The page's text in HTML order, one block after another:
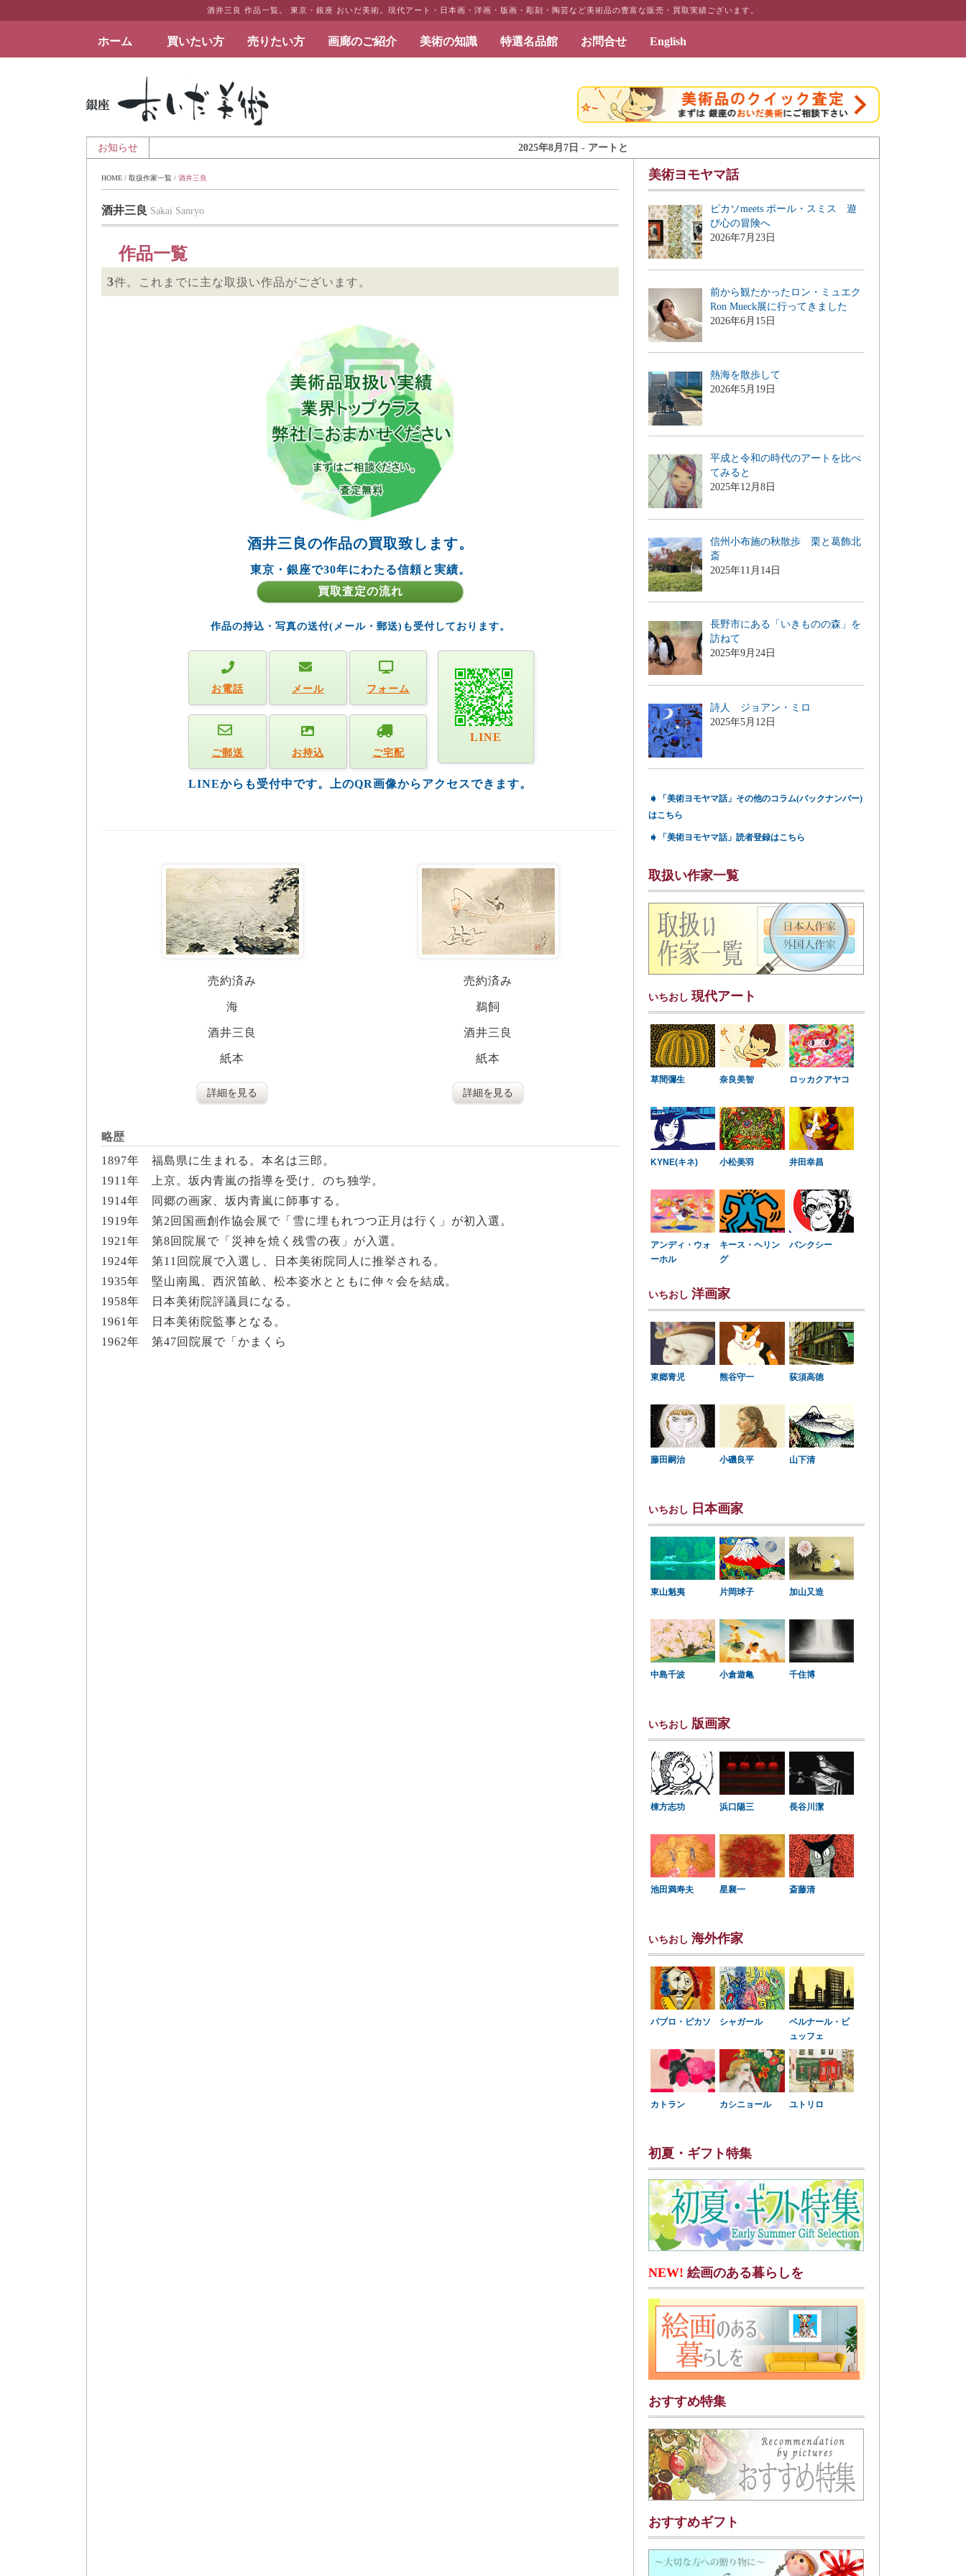
酒井三良 作品一覧。 東京・銀座 おいだ美術。現代アート・日本画・洋画・版画・彫刻・陶芸など美術品の豊富な販売・買取実績ございます。
ホーム 買いたい方 売りたい方 画廊のご紹介 美術の知識 特選名品館 お問合せ English
絵画など美術品の販売と買取 | 東京・銀座 おいだ美術
お知らせ
2025年8月7日 - アートとインテリアのギャラリーページ「絵画のある暮らしを」を公開致しました
HOME / 取扱作家一覧 / 酒井三良
酒井三良 Sakai Sanryo
作品一覧
3件。これまでに主な取扱い作品がございます。
酒井三良の作品の買取致します。
東京・銀座で30年にわたる信頼と実績。
買取査定の流れ
作品の持込・写真の送付(メール・郵送)も受付しております。
お電話 メール フォーム
ご郵送 お持込 ご宅配
LINE
LINEからも受付中です。上のQR画像からアクセスできます。
売約済み
海
酒井三良
紙本
詳細を見る
売約済み
鵜飼
酒井三良
紙本
詳細を見る
略歴
1897年 福島県に生まれる。本名は三郎。
1911年 上京。坂内青嵐の指導を受け、のち独学。
1914年 同郷の画家、坂内青嵐に師事する。
1919年 第2回国画創作協会展で「雪に埋もれつつ正月は行く」が初入選。
1921年 第8回院展で「災神を焼く残雪の夜」が入選。
1924年 第11回院展で入選し、日本美術院同人に推挙される。
1935年 堅山南風、西沢笛畝、松本姿水とともに伸々会を結成。
1958年 日本美術院評議員になる。
1961年 日本美術院監事となる。
1962年 第47回院展で「かまくら
美術ヨモヤマ話
ピカソmeets ポール・スミス 遊
び心の冒険へ
2026年7月23日
前から観たかったロン・ミュエク
Ron Mueck展に行ってきました
2026年6月15日
熱海を散歩して
2026年5月19日
平成と令和の時代のアートを比べ
てみると
2025年12月8日
信州小布施の秋散歩 栗と葛飾北
斎
2025年11月14日
長野市にある「いきものの森」を
訪ねて
2025年9月24日
詩人 ジョアン・ミロ
2025年5月12日
➧
「美術ヨモヤマ話」その他のコラム(バックナンバー)
はこちら
➧ 「美術ヨモヤマ話」読者登録はこちら
取扱い作家一覧
いちおし 現代アート
草間彌生 奈良美智 ロッカクアヤコ
KYNE(キネ) 小松美羽 井田幸昌
アンディ・ウォ
ーホル
キース・ヘリン
グ
バンクシー
いちおし 洋画家
東郷青児 熊谷守一 荻須高徳
藤田嗣治 小磯良平 山下清
いちおし 日本画家
東山魁夷 片岡球子 加山又造
中島千波 小倉遊亀 千住博
いちおし 版画家
棟方志功 浜口陽三 長谷川潔
池田満寿夫 星襄一 斎藤清
いちおし 海外作家
パブロ・ピカソ シャガール
ベルナール・ビ
ュッフェ
カトラン カシニョール ユトリロ
初夏・ギフト特集
NEW! 絵画のある暮らしを
おすすめ特集
おすすめギフト